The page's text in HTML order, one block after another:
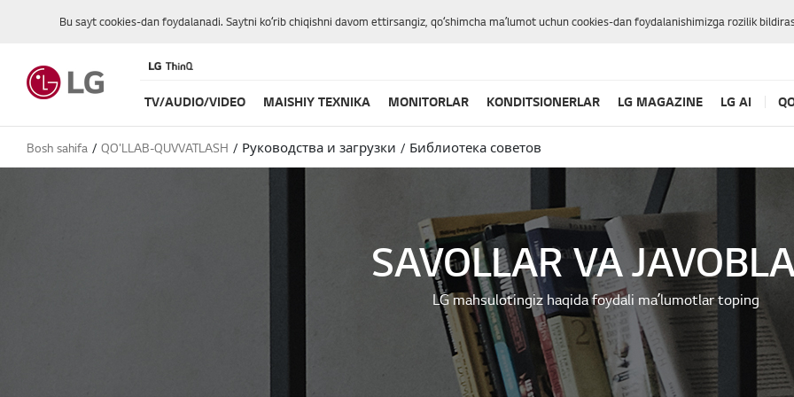
Bu sayt cookies-dan foydalanadi. Saytni koʻrib chiqishni davom ettirsangiz, qoʻshimcha maʼlumot uchun cookies-dan foydalanishimizga rozilik
TV/AUDIO/VIDEO MAISHIY TEXNIKA MONITORLAR KONDITSIONERLAR LG MAGAZINE LG AI
Bosh sahifa QO'LLAB-QUVVATLASH Руководства и загрузки Библиотека советов
SAVOLLAR VA
LG mahsulotingiz haqida foydali maʼlumotlar toping